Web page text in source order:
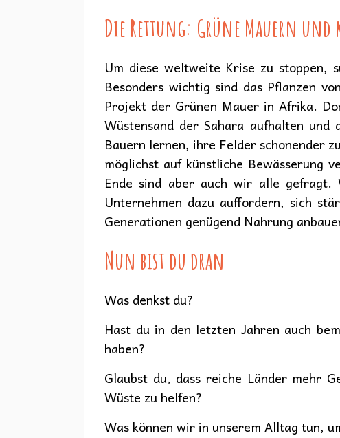
Die Rettung: Grüne Mauern und
Um diese weltweite Krise zu stoppen,
Besonders wichtig sind das Pflanzen
Projekt der Grünen Mauer in Afrika.
Wüstensand der Sahara aufhalten
Bauern lernen, ihre Felder schonender
möglichst auf künstliche Bewässerung
Ende sind aber auch wir alle gefragt.
Unternehmen dazu auffordern, sich
Generationen genügend Nahrung
Nun bist du dran
Was denkst du?
Hast du in den letzten Jahren auch
haben?
Glaubst du, dass reiche Länder mehr
Wüste zu helfen?
Was können wir in unserem Alltag tun,